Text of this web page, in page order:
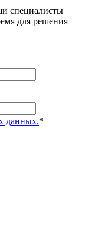
специалисты
для решения
данных.*